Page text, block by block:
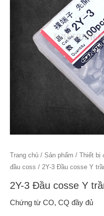
Trang chủ / Sản phẩm / Thiết bị
đầu coss / 2Y-3 Đầu cosse Y
2Y-3 Đầu cosse Y
Chứng từ CO, CQ đầy đủ